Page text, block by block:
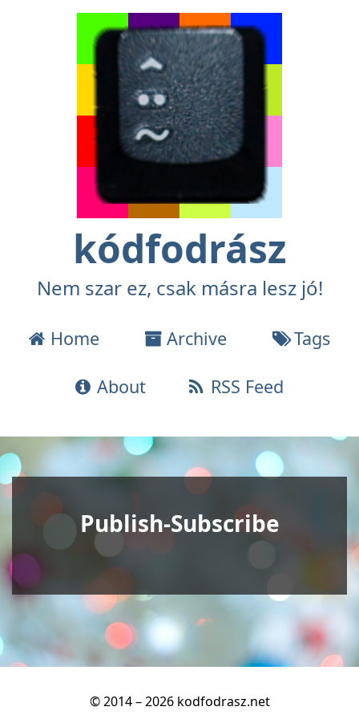
kódfodrász
Nem szar ez, csak másra lesz jó!
Home Archive Tags
About RSS Feed
Publish-Subscribe
© 2014 – 2026 kodfodrasz.net